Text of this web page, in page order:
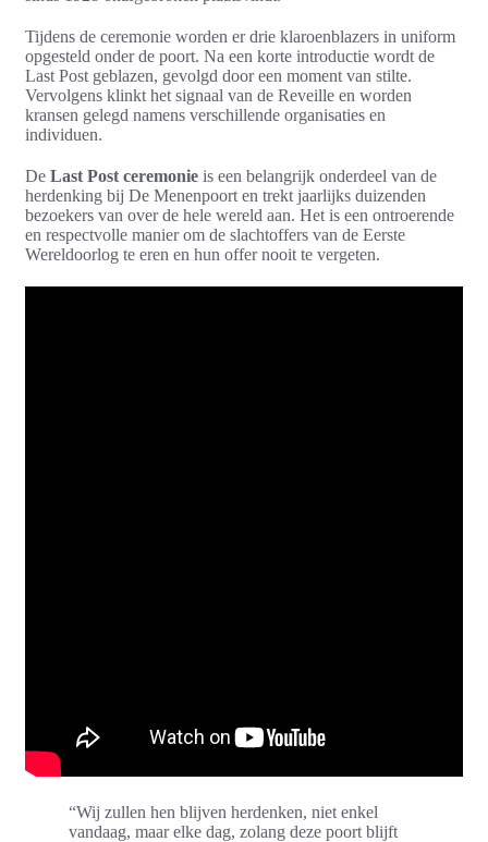
Tijdens de ceremonie worden er drie klaroenblazers in uniform
opgesteld onder de poort. Na een korte introductie wordt de
Last Post geblazen, gevolgd door een moment van stilte.
Vervolgens klinkt het signaal van de Reveille en worden
kransen gelegd namens verschillende organisaties en
individuen.
De Last Post ceremonie is een belangrijk onderdeel van de
herdenking bij De Menenpoort en trekt jaarlijks duizenden
bezoekers van over de hele wereld aan. Het is een ontroerende
en respectvolle manier om de slachtoffers van de Eerste
Wereldoorlog te eren en hun offer nooit te vergeten.
“Wij zullen hen blijven herdenken, niet enkel
vandaag, maar elke dag, zolang deze poort blijft